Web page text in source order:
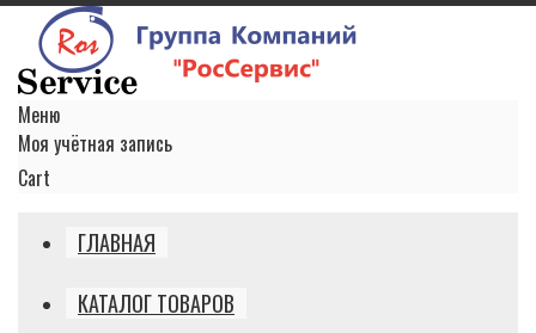
Меню
Моя учётная запись
Cart
ГЛАВНАЯ
КАТАЛОГ ТОВАРОВ